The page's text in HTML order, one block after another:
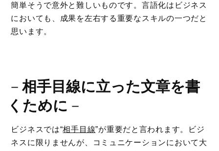
簡単そうで意外と難しいものです。言語化はビジネス
においても、成果を左右する重要なスキルの一つだと
思います。
－相手目線に立った文章を書
くために －
ビジネスでは“相手目線”が重要だと言われます。ビジ
ネスに限りませんが、コミュニケーションにおいて大